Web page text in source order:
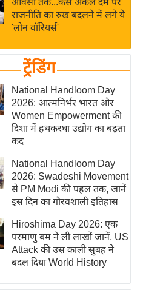
बेमिसाल
इंडिया
जगत
वर्ल्ड
ब्रीफ
ओवैसी तक...कैसे अकेले दम पर
राजनीति का रुख बदलने में लगे ये
'लोन वॉरियर्स'
ट्रेंडिंग
National Handloom Day
2026: आत्मनिर्भर भारत और
Women Empowerment की
दिशा में हथकरघा उद्योग का बढ़ता
कद
National Handloom Day
2026: Swadeshi Movement
से PM Modi की पहल तक, जानें
इस दिन का गौरवशाली इतिहास
Hiroshima Day 2026: एक
परमाणु बम ने ली लाखों जानें, US
Attack की उस काली सुबह ने
बदल दिया World History